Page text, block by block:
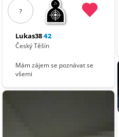
?
Lukas3842
Český Těšín
Mám zájem se poznávat se
všemi